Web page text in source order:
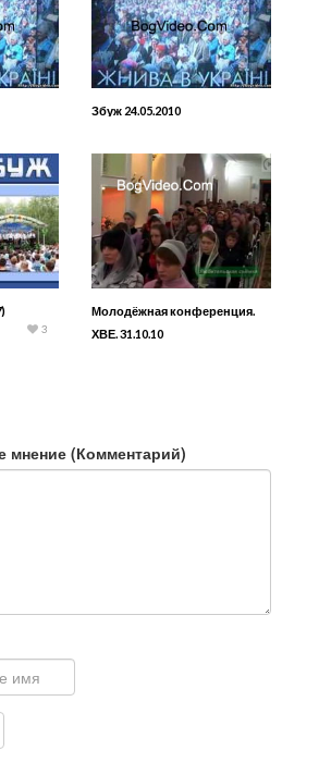
Збуж 24.05.2010
3
Молодёжная конференция.
ХВЕ. 31.10.10
мнение (Комментарий)